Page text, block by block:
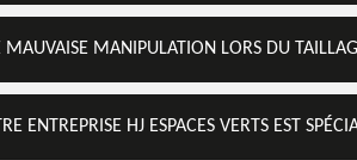
MAUVAISE MANIPULATION LORS DU
ENTREPRISE HJ ESPACES VERTS EST